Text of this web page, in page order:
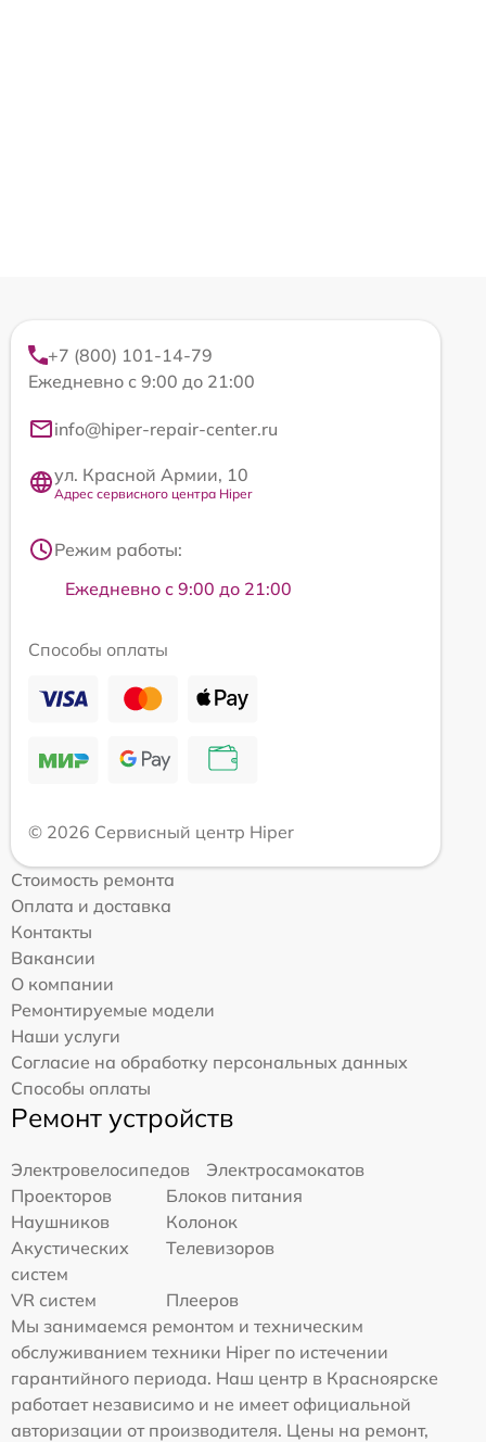
+7 (800) 101-14-79
Ежедневно с 9:00 до 21:00
info@hiper-repair-center.ru
ул. Красной Армии, 10
Адрес сервисного центра Hiper
Режим работы:
Ежедневно с 9:00 до 21:00
Способы оплаты
© 2026 Сервисный центр Hiper
Стоимость ремонта
Оплата и доставка
Контакты
Вакансии
О компании
Ремонтируемые модели
Наши услуги
Согласие на обработку персональных данных
Способы оплаты
Ремонт устройств
Электровелосипедов
Электросамокатов
Проекторов
Блоков питания
Наушников
Колонок
Акустических
систем
Телевизоров
VR систем
Плееров
Мы занимаемся ремонтом и техническим
обслуживанием техники Hiper по истечении
гарантийного периода. Наш центр в Красноярске
работает независимо и не имеет официальной
авторизации от производителя. Цены на ремонт,